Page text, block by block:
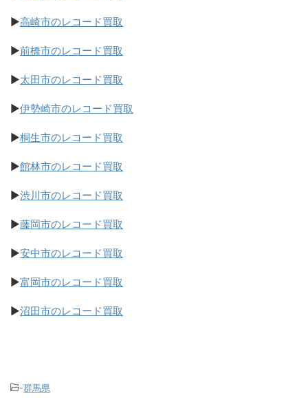
▶高崎市のレコード買取
▶前橋市のレコード買取
▶太田市のレコード買取
▶伊勢崎市のレコード買取
▶桐生市のレコード買取
▶館林市のレコード買取
▶渋川市のレコード買取
▶藤岡市のレコード買取
▶安中市のレコード買取
▶富岡市のレコード買取
▶沼田市のレコード買取
-群馬県